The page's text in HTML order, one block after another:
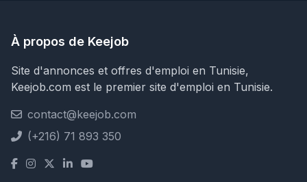
À propos de Keejob
Site d'annonces et offres d'emploi en Tunisie,
Keejob.com est le premier site d'emploi en Tunisie.
contact@keejob.com
(+216) 71 893 350